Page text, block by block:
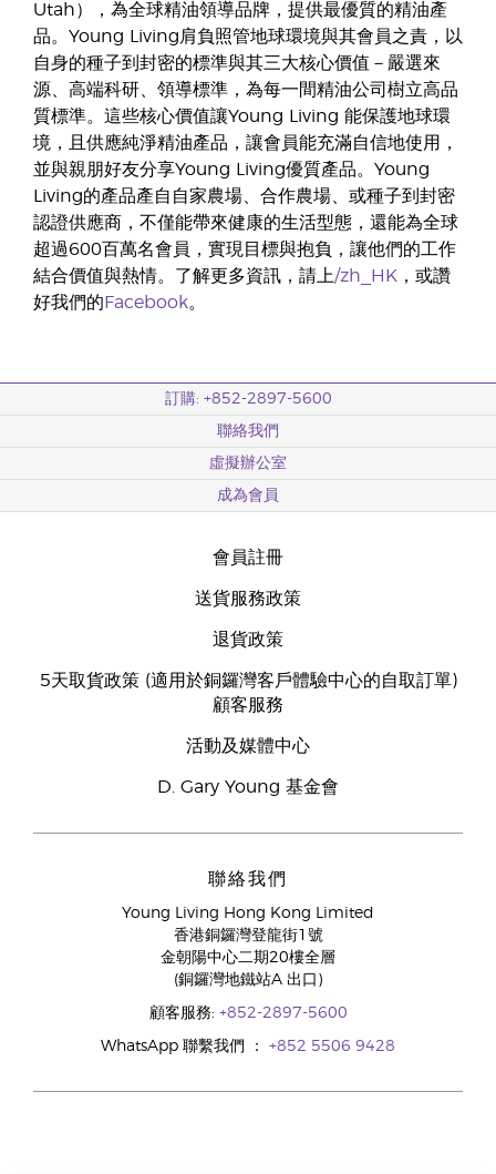
Utah），為全球精油領導品牌，提供最優質的精油產
品。Young Living肩負照管地球環境與其會員之責，以
自身的種子到封密的標準與其三大核心價值－嚴選來
源、高端科研、領導標準，為每一間精油公司樹立高品
質標準。這些核心價值讓Young Living 能保護地球環
境，且供應純淨精油產品，讓會員能充滿自信地使用，
並與親朋好友分享Young Living優質產品。Young
Living的產品產自自家農場、合作農場、或種子到封密
認證供應商，不僅能帶來健康的生活型態，還能為全球
超過600百萬名會員，實現目標與抱負，讓他們的工作
結合價值與熱情。了解更多資訊，請上/zh_HK ，或讚
好我們的 Facebook。
訂購: +852-2897-5600
聯絡我們
虛擬辦公室
成為會員
會員註冊
送貨服務政策
退貨政策
5天取貨政策 (適用於銅鑼灣客戶體驗中心的自取訂單)
顧客服務
活動及媒體中心
D. Gary Young 基金會
聯絡我們
Young Living Hong Kong Limited
香港銅鑼灣登龍街1號
金朝陽中心二期20樓全層
(銅鑼灣地鐵站A 出口)
顧客服務: +852-2897-5600
WhatsApp 聯繫我們 ： +852 5506 9428